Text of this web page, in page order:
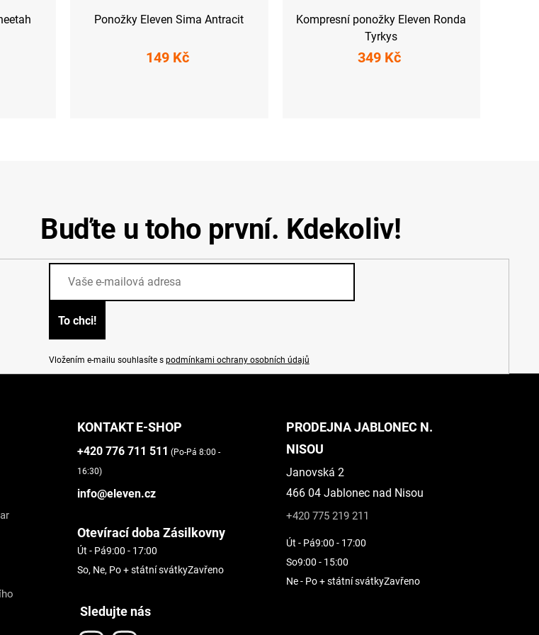
Ponožky Eleven Sima Antracit
149 Kč
Kompresní ponožky Eleven Ronda
Tyrkys
349 Kč
Buďte u toho první. Kdekoliv!
Vložením e-mailu souhlasíte s podmínkami ochrany osobních údajů
KONTAKT E-SHOP
+420 776 711 511 (Po-Pá 8:00 -
16:30)
info@eleven.cz
Otevírací doba Zásilkovny
Út - Pá9:00 - 17:00
So, Ne, Po + státní svátkyZavřeno
Sledujte nás
PRODEJNA JABLONEC N.
NISOU
Janovská 2
466 04 Jablonec nad Nisou
+420 775 219 211
Út - Pá9:00 - 17:00
So9:00 - 15:00
Ne - Po + státní svátkyZavřeno